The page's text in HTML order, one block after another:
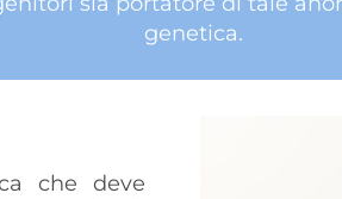
genetica.
che deve